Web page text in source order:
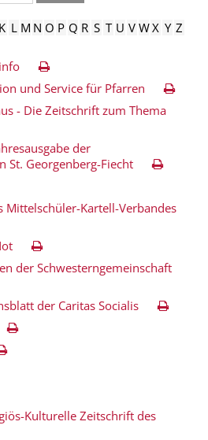
K L M N O P Q R S T U V WX Y Z
und Service für Pfarren
- Die Zeitschrift zum Thema
der
St. Georgenberg-Fiecht
Mittelschüler-Kartell-Verbandes
der Schwesterngemeinschaft
der Caritas Socialis
Kulturelle Zeitschrift des